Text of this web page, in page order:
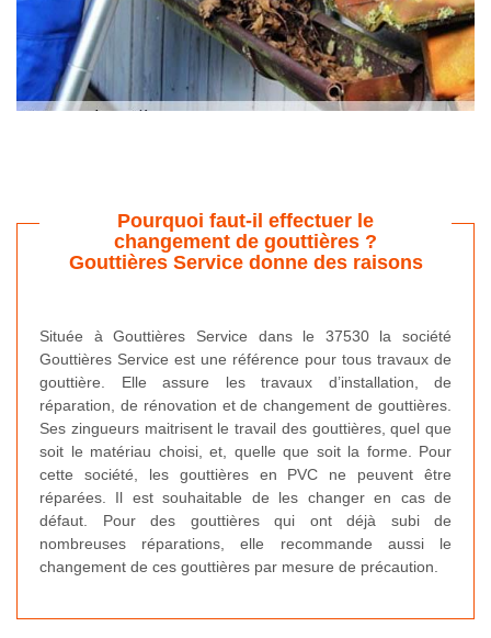
Pourquoi faut-il effectuer le
changement de gouttières ?
Gouttières Service donne des raisons
Située à Gouttières Service dans le 37530 la société
Gouttières Service est une référence pour tous travaux de
gouttière. Elle assure les travaux d’installation, de
réparation, de rénovation et de changement de gouttières.
Ses zingueurs maitrisent le travail des gouttières, quel que
soit le matériau choisi, et, quelle que soit la forme. Pour
cette société, les gouttières en PVC ne peuvent être
réparées. Il est souhaitable de les changer en cas de
défaut. Pour des gouttières qui ont déjà subi de
nombreuses réparations, elle recommande aussi le
changement de ces gouttières par mesure de précaution.